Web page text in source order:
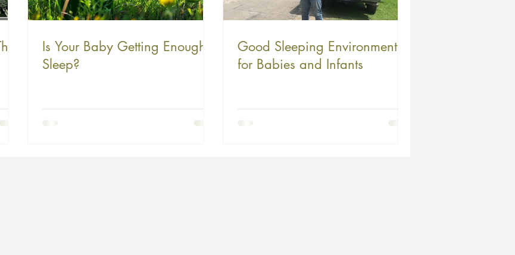
Is Your Baby Getting Enough
Sleep?
Good Sleeping Environments
for Babies and Infants